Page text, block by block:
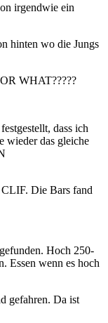
irgendwie ein
hinten wo die Jungs
WHAT?????
dass ich
wieder das gleiche
Die Bars fand
Hoch 250-
Essen wenn es hoch
gefahren. Da ist